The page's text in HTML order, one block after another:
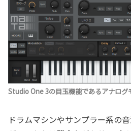
Studio One 3の目玉機能であるアナログ
ドラムマシンやサンプラー系の